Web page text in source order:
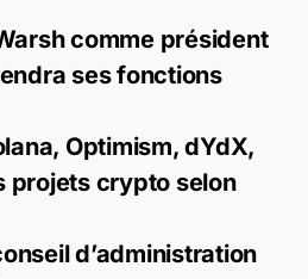
comme président
ses fonctions
Optimism, dYdX,
projets crypto selon
d’administration